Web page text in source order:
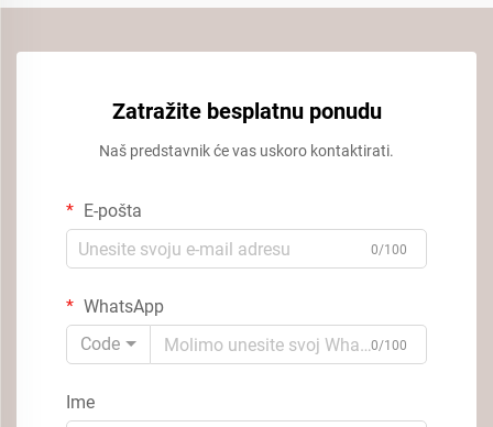
Zatražite besplatnu ponudu
Naš predstavnik će vas uskoro kontaktirati.
E-pošta
0/100
WhatsApp
Code
0/100
Ime